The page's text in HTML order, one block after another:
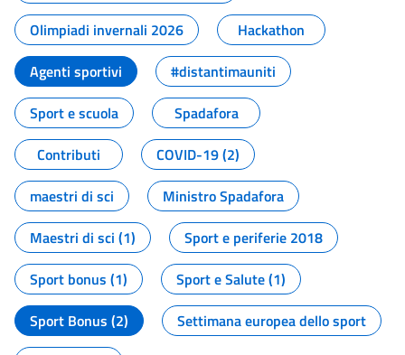
Olimpiadi invernali 2026
Hackathon
Agenti sportivi
#distantimauniti
Sport e scuola
Spadafora
Contributi
COVID-19 (2)
maestri di sci
Ministro Spadafora
Maestri di sci (1)
Sport e periferie 2018
Sport bonus (1)
Sport e Salute (1)
Sport Bonus (2)
Settimana europea dello sport